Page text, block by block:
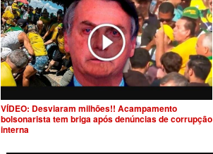
VÍDEO: Desviaram milhões!! Acampamento
bolsonarista tem briga após denúncias de corrupção
interna